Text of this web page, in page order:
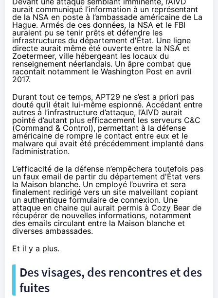
aurait communiqué l’information à un représentant
de la NSA en poste à l’ambassade américaine de La
Hague. Armés de ces données, la NSA et le FBI
auraient pu se tenir prêts et défendre les
infrastructures du département d'État. Une ligne
directe aurait même été ouverte entre la NSA et
Zoetermeer, ville hébergeant les locaux du
renseignement néerlandais. Un âpre combat que
racontait notamment le Washington Post en avril
2017.
Durant tout ce temps, APT29 ne s’est a priori pas
douté qu’il était lui-même espionné. Accédant entre
autres à l’infrastructure d’attaque, l’AIVD aurait
pointé d’autant plus efficacement les serveurs C&C
(Command & Control), permettant à la défense
américaine de rompre le contact entre eux et le
malware qui avait été précédemment implanté dans
l’administration.
L’efficacité de la défense n’empêchera toutefois pas
un faux email de partir du département d'État vers
la Maison blanche. Un employé l’ouvrira et sera
finalement redirigé vers un site malveillant copiant
un authentique formulaire de connexion. Une
attaque en chaine qui aurait permis à Cozy Bear de
récupérer de nouvelles informations, notamment
des emails circulant entre la Maison blanche et
diverses ambassades.
Et il y a plus.
Des visages, des rencontres et des
fuites